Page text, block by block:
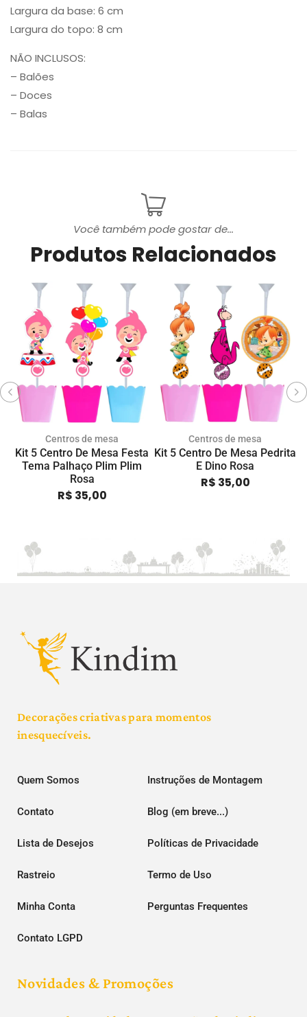
Largura da base: 6 cm
Largura do topo: 8 cm
NÃO INCLUSOS:
– Balões
– Doces
– Balas
Você também pode gostar de...
Produtos Relacionados
Centros de mesa
Kit 5 Centro De Mesa Festa
Tema Palhaço Plim Plim
Rosa
R$ 35,00
Centros de mesa
Kit 5 Centro De Mesa Pedrita
E Dino Rosa
R$ 35,00
Decorações criativas para momentos
inesquecíveis.
Quem Somos Instruções de Montagem
Contato Blog (em breve...)
Lista de Desejos Políticas de Privacidade
Rastreio Termo de Uso
Minha Conta Perguntas Frequentes
Contato LGPD
Novidades & Promoções